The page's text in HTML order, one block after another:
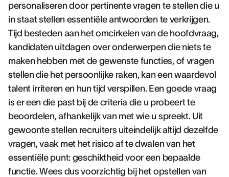
personaliseren door pertinente vragen te stellen die u
in staat stellen essentiële antwoorden te verkrijgen.
Tijd besteden aan het omcirkelen van de hoofdvraag,
kandidaten uitdagen over onderwerpen die niets te
maken hebben met de gewenste functies, of vragen
stellen die het persoonlijke raken, kan een waardevol
talent irriteren en hun tijd verspillen. Een goede vraag
is er een die past bij de criteria die u probeert te
beoordelen, afhankelijk van met wie u spreekt. Uit
gewoonte stellen recruiters uiteindelijk altijd dezelfde
vragen, vaak met het risico af te dwalen van het
essentiële punt: geschiktheid voor een bepaalde
functie. Wees dus voorzichtig bij het opstellen van